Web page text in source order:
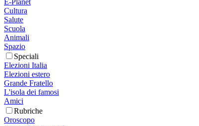
E-Planet
Cultura
Salute
Scuola
Animali
Spazio
Speciali
Elezioni Italia
Elezioni estero
Grande Fratello
L'isola dei famosi
Amici
Rubriche
Oroscopo